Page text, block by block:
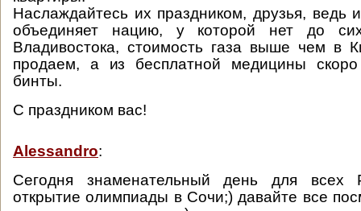
Наслаждайтесь их праздником, друзья, ведь
объединяет нацию, у которой нет до
Владивостока, стоимость газа выше чем в
продаем, а из бесплатной медицины
бинты.
С праздником вас!
Alessandro:
Сегодня знаменательный день для всех
открытие олимпиады в Сочи;) давайте все